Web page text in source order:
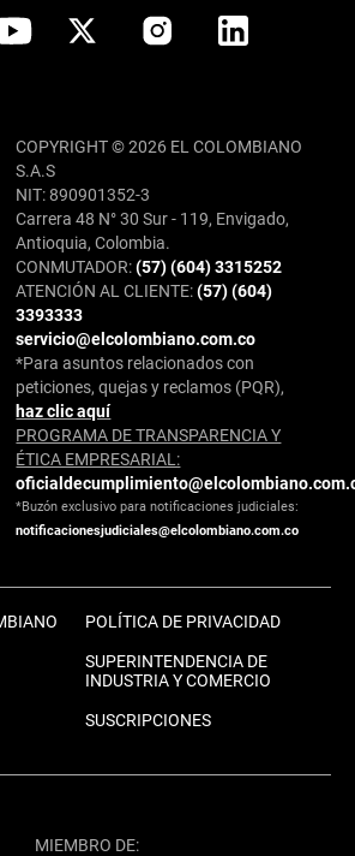
COPYRIGHT © 2026 EL COLOMBIANO
S.A.S
NIT: 890901352-3
Carrera 48 N° 30 Sur - 119, Envigado,
Antioquia, Colombia.
CONMUTADOR:(57) (604) 3315252
ATENCIÓN AL CLIENTE:(57) (604)
3393333
servicio@elcolombiano.com.co
*Para asuntos relacionados con
peticiones, quejas y reclamos (PQR),
haz clic aquí
PROGRAMA DE TRANSPARENCIA Y
ÉTICA EMPRESARIAL:
*Buzón exclusivo para notificaciones judiciales:
notificacionesjudiciales@elcolombiano.com.co
POLÍTICA DE PRIVACIDAD
SUPERINTENDENCIA DE
INDUSTRIA Y COMERCIO
SUSCRIPCIONES
MIEMBRO DE: